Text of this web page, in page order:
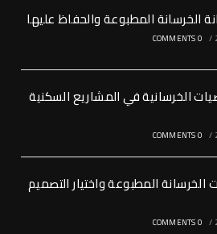
الخرسانة المطبوعة والحفاظ عليها
/
0 COMMENTS
الخرسانية في المشاريع السكنية
/
0 COMMENTS
الخرسانة المطبوعة واختيار التصميم
/
0 COMMENTS